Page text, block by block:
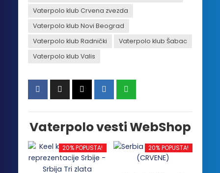
Vaterpolo klub Crvena zvezda
Vaterpolo klub Novi Beograd
Vaterpolo klub Radnički
Vaterpolo klub Šabac
Vaterpolo klub Valis
Vaterpolo vesti WebShop
20% POPUSTA! 20% POPUSTA!